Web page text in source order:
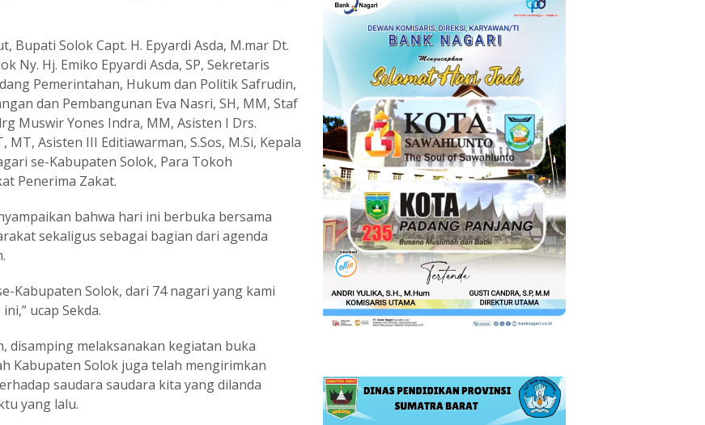
Bupati Solok Capt. H. Epyardi Asda, M.mar Dt.
Ny. Hj. Emiko Epyardi Asda, SP, Sekretaris
Pemerintahan, Hukum dan Politik Safrudin,
dan Pembangunan Eva Nasri, SH, MM, Staf
Muswir Yones Indra, MM, Asisten I Drs.
Asisten III Editiawarman, S.Sos, M.Si, Kepala
se-Kabupaten Solok, Para Tokoh
Penerima Zakat.
bahwa hari ini berbuka bersama
sekaligus sebagai bagian dari agenda
Kabupaten Solok, dari 74 nagari yang kami
ucap Sekda.
disamping melaksanakan kegiatan buka
Kabupaten Solok juga telah mengirimkan
saudara saudara kita yang dilanda
yang lalu.